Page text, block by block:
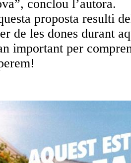
conclou l’autora.
proposta resulti
de les dones durant
important per